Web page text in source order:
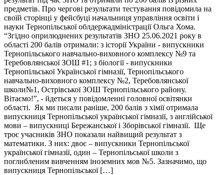
предметів. Про чергові результати тестування повідомила на
своїй сторінці у фейсбуці начальниця управління освіти і
науки Тернопільської облдержадміністрації Ольга Хома.
“Згідно оприлюднених результатів ЗНО 25.06.2021 року в
області 200 балів отримали: з історії України - випускники
Тернопільського навчально-виховного комплексу №9 та
Теребовлянської ЗОШ #1; з біології - випускники
Тернопільської Української гімназії, Тернопільського
навчально-виховного комплексу №2, Теребовлянської
школи№1, Острівської ЗОШ Тернопільського району.
Вітаємо!”, - йдеться у повідомленні головної освітянки
області. Як ми писали раніше, 200 балів з хімії отримала
випускниця Тернопільської української гімназії, з англійської
мови – випускниці Бережанської і Зборівської гімназії. Ще
троє учасників ЗНО показали найвищий результат з
математики. З них: двоє – випускники Тернопільської
української гімназії, один – Тернопільської школи з
поглибленим вивченням іноземних мов №5. Зазначимо, що
випускниця Тернопільської […]